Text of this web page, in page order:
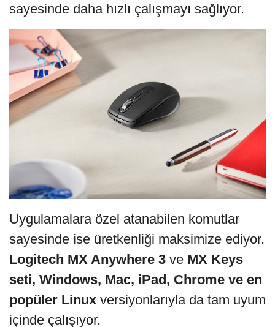
sayesinde daha hızlı çalışmayı sağlıyor.
Uygulamalara özel atanabilen komutlar
sayesinde ise üretkenliği maksimize ediyor.
Logitech MX Anywhere 3 ve MX Keys
seti, Windows, Mac, iPad, Chrome ve en
popüler Linux versiyonlarıyla da tam uyum
içinde çalışıyor.